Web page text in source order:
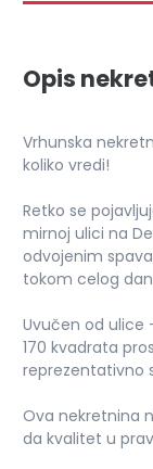
Opis
Vrhunska
koliko vredi!
Retko se
mirnoj ulici na
odvojenim
tokom celog
Uvučen od ulice
170 kvadrata
reprezentativno
Ova nekretnina
da kvalitet u